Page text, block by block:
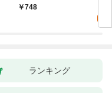
づくりを（コミック）
748
る
ランキング